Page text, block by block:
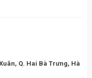
Q. Hai Bà Trưng, Hà